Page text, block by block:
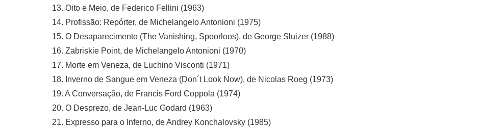
13. Oito e Meio, de Federico Fellini (1963)
14. Profissão: Repórter, de Michelangelo Antonioni (1975)
15. O Desaparecimento (The Vanishing, Spoorloos), de George Sluizer (1988)
16. Zabriskie Point, de Michelangelo Antonioni (1970)
17. Morte em Veneza, de Luchino Visconti (1971)
18. Inverno de Sangue em Veneza (Don´t Look Now), de Nicolas Roeg (1973)
19. A Conversação, de Francis Ford Coppola (1974)
20. O Desprezo, de Jean-Luc Godard (1963)
21. Expresso para o Inferno, de Andrey Konchalovsky (1985)